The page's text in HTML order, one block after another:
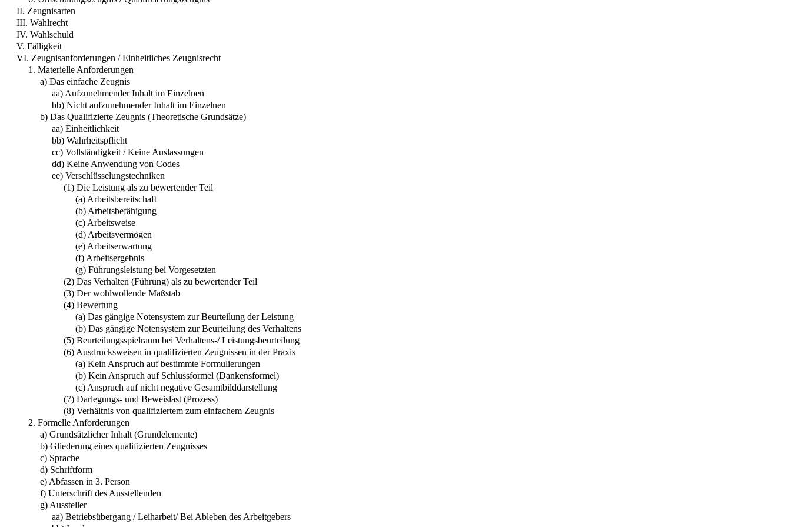
II. Zeugnisarten
III. Wahlrecht
IV. Wahlschuld
V. Fälligkeit
VI. Zeugnisanforderungen / Einheitliches Zeugnisrecht
1. Materielle Anforderungen
a) Das einfache Zeugnis
aa) Aufzunehmender Inhalt im Einzelnen
bb) Nicht aufzunehmender Inhalt im Einzelnen
b) Das Qualifizierte Zeugnis (Theoretische Grundsätze)
aa) Einheitlichkeit
bb) Wahrheitspflicht
cc) Vollständigkeit / Keine Auslassungen
dd) Keine Anwendung von Codes
ee) Verschlüsselungstechniken
(1) Die Leistung als zu bewertender Teil
(a) Arbeitsbereitschaft
(b) Arbeitsbefähigung
(c) Arbeitsweise
(d) Arbeitsvermögen
(e) Arbeitserwartung
(f) Arbeitsergebnis
(g) Führungsleistung bei Vorgesetzten
(2) Das Verhalten (Führung) als zu bewertender Teil
(3) Der wohlwollende Maßstab
(4) Bewertung
(a) Das gängige Notensystem zur Beurteilung der Leistung
(b) Das gängige Notensystem zur Beurteilung des Verhaltens
(5) Beurteilungsspielraum bei Verhaltens-/ Leistungsbeurteilung
(6) Ausdrucksweisen in qualifizierten Zeugnissen in der Praxis
(a) Kein Anspruch auf bestimmte Formulierungen
(b) Kein Anspruch auf Schlussformel (Dankensformel)
(c) Anspruch auf nicht negative Gesamtbilddarstellung
(7) Darlegungs- und Beweislast (Prozess)
(8) Verhältnis von qualifiziertem zum einfachem Zeugnis
2. Formelle Anforderungen
a) Grundsätzlicher Inhalt (Grundelemente)
b) Gliederung eines qualifizierten Zeugnisses
c) Sprache
d) Schriftform
e) Abfassen in 3. Person
f) Unterschrift des Ausstellenden
g) Aussteller
aa) Betriebsübergang / Leiharbeit/ Bei Ableben des Arbeitgebers